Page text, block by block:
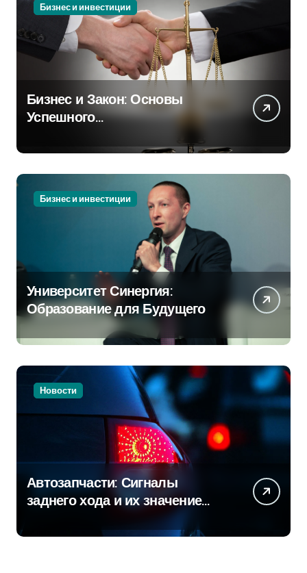
Бизнес и инвестиции
Бизнес и Закон: Основы
Успешного
Бизнес и инвестиции
Университет Синергия:
Образование для Будущего
Новости
Автозапчасти: Сигналы
заднего хода и их значение
для безопасности на дороге